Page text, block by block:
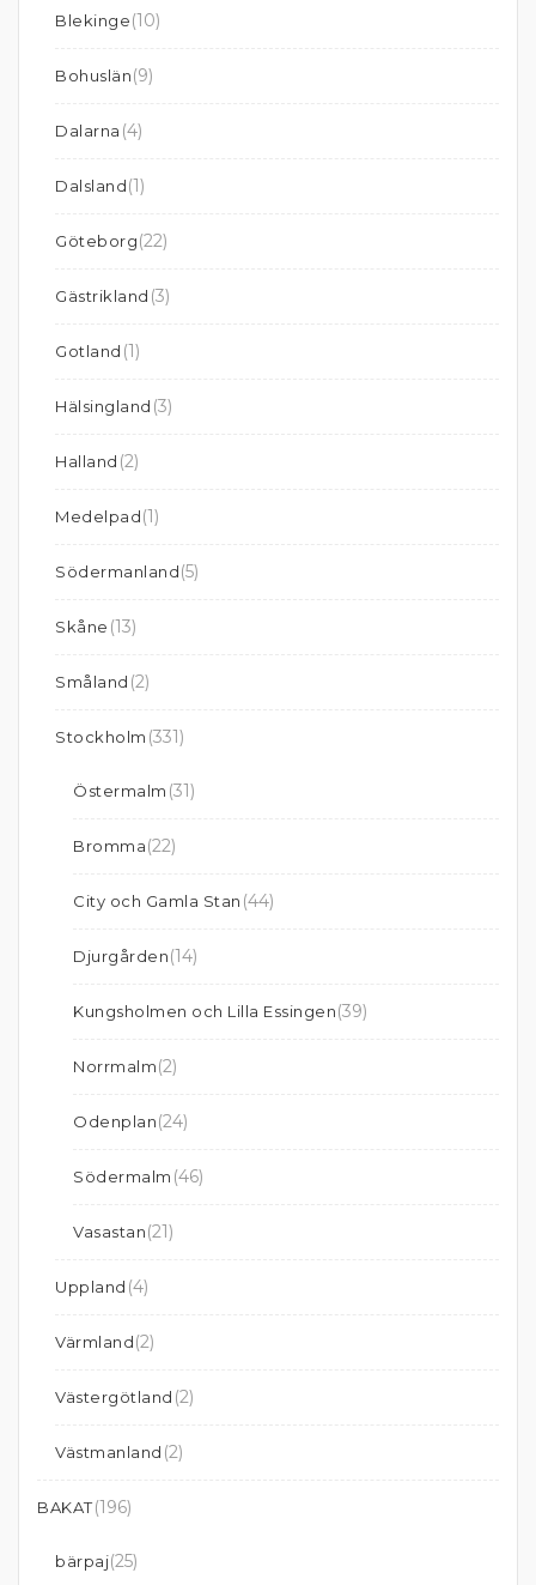
Blekinge(10)
Bohuslän(9)
Dalarna (4)
Dalsland(1)
Göteborg(22)
Gästrikland (3)
Gotland (1)
Hälsingland (3)
Halland (2)
Medelpad(1)
Södermanland(5)
Skåne (13)
Småland (2)
Stockholm (331)
Östermalm (31)
Bromma(22)
City och Gamla Stan (44)
Djurgården(14)
Kungsholmen och Lilla Essingen(39)
Norrmalm(2)
Odenplan(24)
Södermalm (46)
Vasastan(21)
Uppland (4)
Värmland(2)
Västergötland (2)
Västmanland (2)
BAKAT(196)
bärpaj(25)